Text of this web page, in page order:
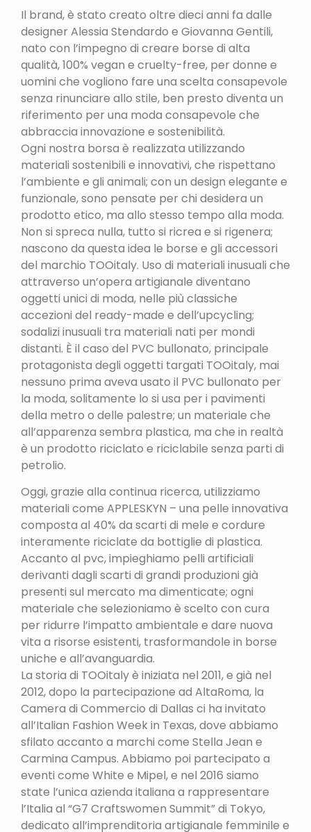
Il brand, è stato creato oltre dieci anni fa dalle
designer Alessia Stendardo e Giovanna Gentili,
nato con l’impegno di creare borse di alta
qualità, 100% vegan e cruelty-free, per donne e
uomini che vogliono fare una scelta consapevole
senza rinunciare allo stile, ben presto diventa un
riferimento per una moda consapevole che
abbraccia innovazione e sostenibilità.
Ogni nostra borsa è realizzata utilizzando
materiali sostenibili e innovativi, che rispettano
l’ambiente e gli animali; con un design elegante e
funzionale, sono pensate per chi desidera un
prodotto etico, ma allo stesso tempo alla moda.
Non si spreca nulla, tutto si ricrea e si rigenera;
nascono da questa idea le borse e gli accessori
del marchio TOOitaly. Uso di materiali inusuali che
attraverso un’opera artigianale diventano
oggetti unici di moda, nelle più classiche
accezioni del ready-made e dell’upcycling;
sodalizi inusuali tra materiali nati per mondi
distanti. È il caso del PVC bullonato, principale
protagonista degli oggetti targati TOOitaly, mai
nessuno prima aveva usato il PVC bullonato per
la moda, solitamente lo si usa per i pavimenti
della metro o delle palestre; un materiale che
all’apparenza sembra plastica, ma che in realtà
è un prodotto riciclato e riciclabile senza parti di
petrolio.
Oggi, grazie alla continua ricerca, utilizziamo
materiali come APPLESKYN – una pelle innovativa
composta al 40% da scarti di mele e cordure
interamente riciclate da bottiglie di plastica.
Accanto al pvc, impieghiamo pelli artificiali
derivanti dagli scarti di grandi produzioni già
presenti sul mercato ma dimenticate; ogni
materiale che selezioniamo è scelto con cura
per ridurre l’impatto ambientale e dare nuova
vita a risorse esistenti, trasformandole in borse
uniche e all’avanguardia.
La storia di TOOitaly è iniziata nel 2011, e già nel
2012, dopo la partecipazione ad AltaRoma, la
Camera di Commercio di Dallas ci ha invitato
all’Italian Fashion Week in Texas, dove abbiamo
sfilato accanto a marchi come Stella Jean e
Carmina Campus. Abbiamo poi partecipato a
eventi come White e Mipel, e nel 2016 siamo
state l’unica azienda italiana a rappresentare
l’Italia al “G7 Craftswomen Summit” di Tokyo,
dedicato all’imprenditoria artigianale femminile e